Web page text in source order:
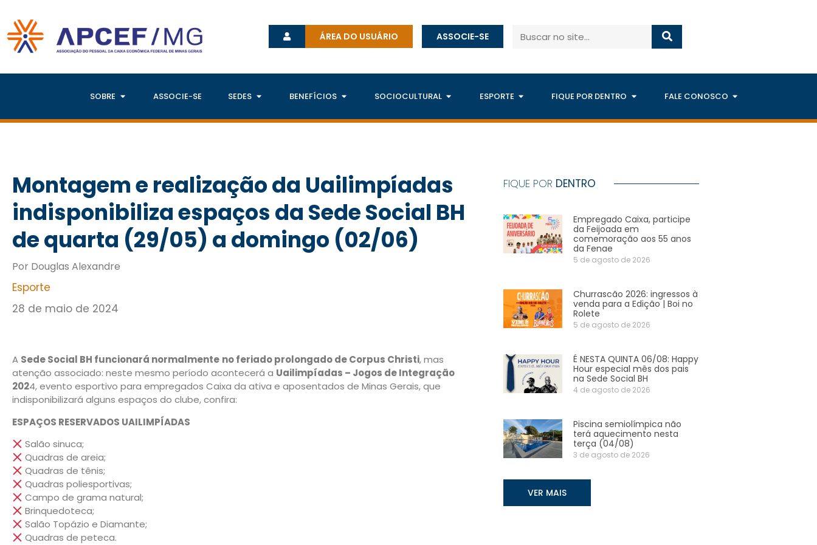
ÁREA DO USUÁRIO ASSOCIE-SE
SOBRE ASSOCIE-SE SEDES BENEFÍCIOS SOCIOCULTURAL ESPORTE FIQUE POR DENTRO FALE CONOSCO
Montagem e realização da Uailimpíadas
indisponibiliza espaços da Sede Social BH
de quarta (29/05) a domingo (02/06)
Por Douglas Alexandre
Esporte
28 de maio de 2024
A Sede Social BH funcionará normalmente no feriado prolongado de Corpus Christi, mas
atenção associado: neste mesmo período acontecerá a Uailimpíadas – Jogos de Integração
2024, evento esportivo para empregados Caixa da ativa e aposentados de Minas Gerais, que
indisponibilizará alguns espaços do clube, confira:
ESPAÇOS RESERVADOS UAILIMPÍADAS
Salão sinuca;
Quadras de areia;
Quadras de tênis;
Quadras poliesportivas;
Campo de grama natural;
Brinquedoteca;
Salão Topázio e Diamante;
Quadras de peteca.
FIQUE POR DENTRO
Empregado Caixa, participe
da Feijoada em
comemoração aos 55 anos
da Fenae
5 de agosto de 2026
Churrascão 2026: ingressos à
venda para a Edição | Boi no
Rolete
5 de agosto de 2026
É NESTA QUINTA 06/08: Happy
Hour especial mês dos pais
na Sede Social BH
4 de agosto de 2026
Piscina semiolímpica não
terá aquecimento nesta
terça (04/08)
3 de agosto de 2026
VER MAIS